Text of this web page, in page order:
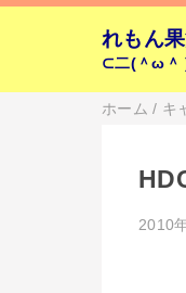
れもん
⊂二(＾ω＾
ホーム / キ
2010